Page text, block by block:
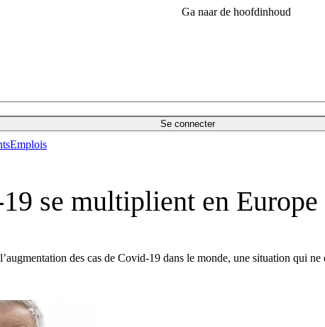
Ga naar de hoofdinhoud
Se connecter
Emplois
se multiplient en Europe
des cas de Covid-19 dans le monde, une situation qui